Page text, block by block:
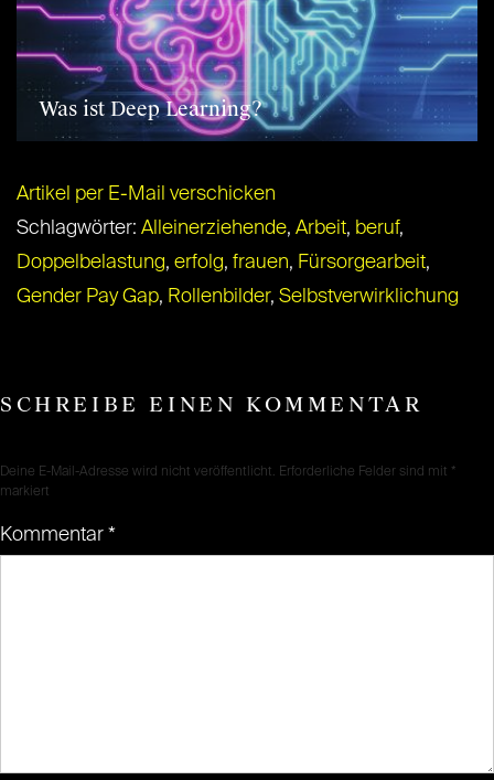
Was ist Deep Learning?
Artikel per E-Mail verschicken
Schlagwörter: Alleinerziehende, Arbeit, beruf,
Doppelbelastung, erfolg, frauen, Fürsorgearbeit,
Gender Pay Gap, Rollenbilder, Selbstverwirklichung
SCHREIBE EINEN KOMMENTAR
Deine E-Mail-Adresse wird nicht veröffentlicht. Erforderliche Felder sind mit *
markiert
Kommentar *